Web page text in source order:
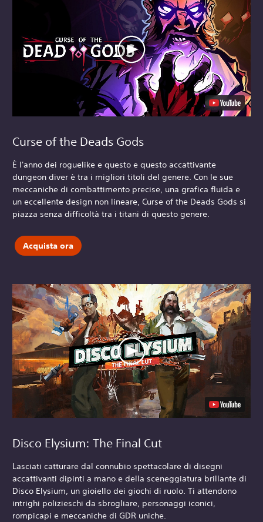
Curse of the Deads Gods
È l'anno dei roguelike e questo e questo accattivante
dungeon diver è tra i migliori titoli del genere. Con le sue
meccaniche di combattimento precise, una grafica fluida e
un eccellente design non lineare, Curse of the Deads Gods si
piazza senza difficoltà tra i titani di questo genere.
Acquista ora
Disco Elysium: The Final Cut
Lasciati catturare dal connubio spettacolare di disegni
accattivanti dipinti a mano e della sceneggiatura brillante di
Disco Elysium, un gioiello dei giochi di ruolo. Ti attendono
intrighi polizieschi da sbrogliare, personaggi iconici,
rompicapi e meccaniche di GDR uniche.